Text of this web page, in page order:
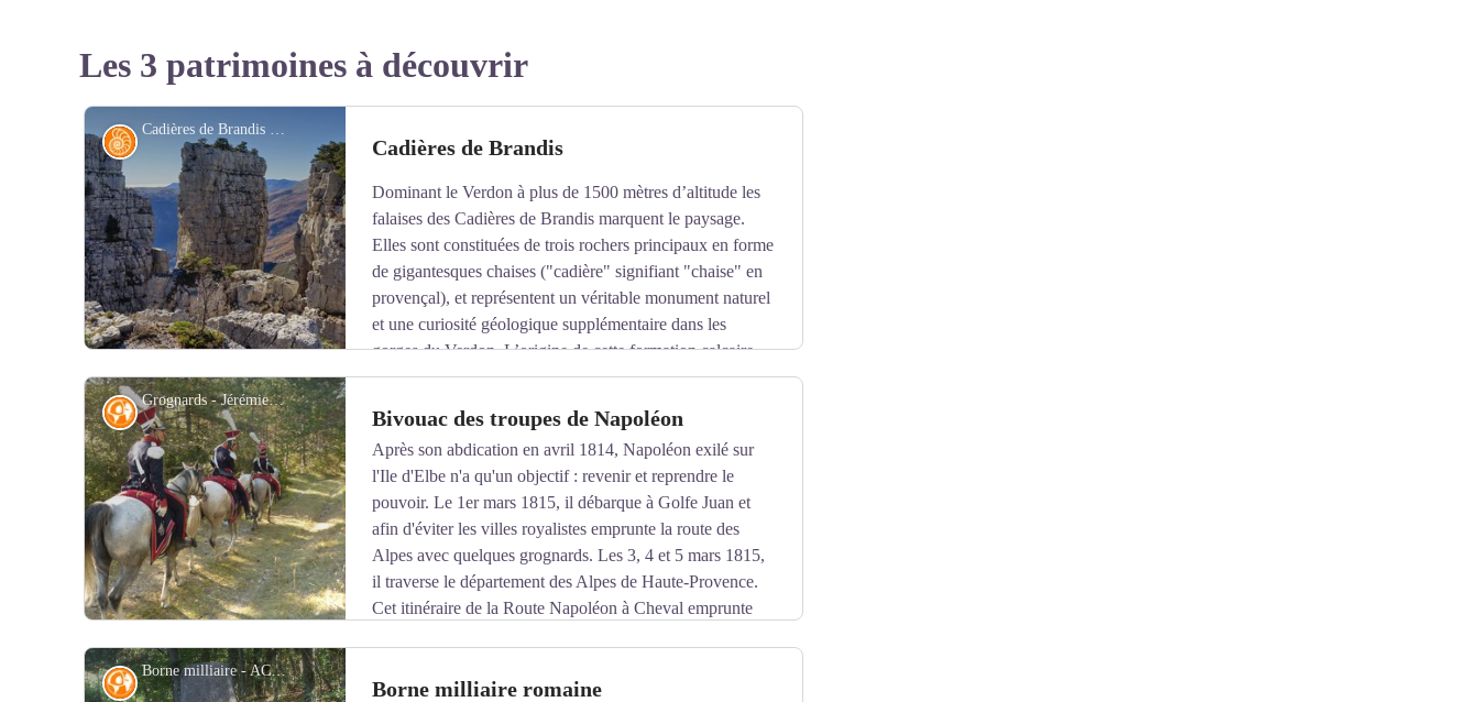
Les 3 patrimoines à découvrir
Cadières de Brandis - DR
Voir l'image en plein écran
Géologie Cadières de Brandis
Dominant le Verdon à plus de 1500 mètres d’altitude les
falaises des Cadières de Brandis marquent le paysage.
Elles sont constituées de trois rochers principaux en forme
de gigantesques chaises ("cadière" signifiant "chaise" en
provençal), et représentent un véritable monument naturel
et une curiosité géologique supplémentaire dans les
gorges du Verdon. L’origine de cette formation calcaire
n’est pas due uniquement à l’érosion, il s’agit d’un phénomène plus complexe associant
affaissement et plissement.
Grognards - Jérémie Subias
Histoire Bivouac des troupes de Napoléon
Après son abdication en avril 1814, Napoléon exilé sur
l'Ile d'Elbe n'a qu'un objectif : revenir et reprendre le
pouvoir. Le 1er mars 1815, il débarque à Golfe Juan et
afin d'éviter les villes royalistes emprunte la route des
Alpes avec quelques grognards. Les 3, 4 et 5 mars 1815,
il traverse le département des Alpes de Haute-Provence.
Cet itinéraire de la Route Napoléon à Cheval emprunte
bivouac du pittoresque hameau de Taulanne. Les troupes de Napoléon s'y seraient arrêtées en
1815 pour passer la nuit.
Borne milliaire - ACRIAM
Histoire Borne milliaire romaine